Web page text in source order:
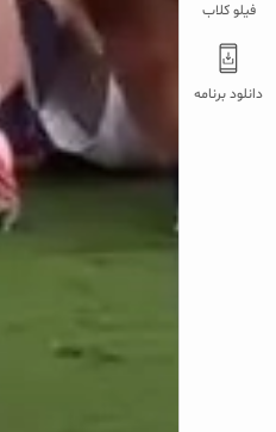
فیلو کلاب
دانلود برنامه